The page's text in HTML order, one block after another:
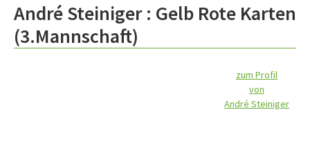
André Steiniger : Gelb Rote Karten
(3.Mannschaft)
zum Profil
von
André Steiniger